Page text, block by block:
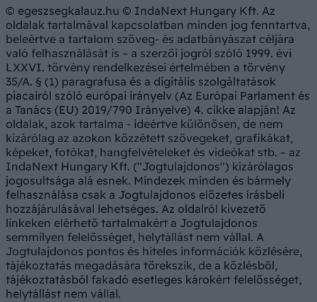
© egeszsegkalauz.hu © IndaNext Hungary Kft. Az
oldalak tartalmával kapcsolatban minden jog fenntartva,
beleértve a tartalom szöveg- és adatbányászat céljára
való felhasználását is – a szerzői jogról szóló 1999. évi
LXXVI. törvény rendelkezései értelmében a törvény
35/A. § (1) paragrafusa és a digitális szolgáltatások
piacairól szóló európai irányelv (Az Európai Parlament és
a Tanács (EU) 2019/790 Irányelve) 4. cikke alapján! Az
oldalak, azok tartalma - ideértve különösen, de nem
kizárólag az azokon közzétett szövegeket, grafikákat,
képeket, fotókat, hangfelvételeket és videókat stb. – az
IndaNext Hungary Kft. ("Jogtulajdonos") kizárólagos
jogosultsága alá esnek. Mindezek minden és bármely
felhasználása csak a Jogtulajdonos előzetes írásbeli
hozzájárulásával lehetséges. Az oldalról kivezető
linkeken elérhető tartalmakért a Jogtulajdonos
semmilyen felelősséget, helytállást nem vállal. A
Jogtulajdonos pontos és hiteles információk közlésére,
tájékoztatás megadására törekszik, de a közlésből,
tájékoztatásból fakadó esetleges károkért felelősséget,
helytállást nem vállal.